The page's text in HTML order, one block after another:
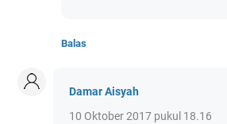
Balas
Damar Aisyah
10 Oktober 2017 pukul 18.16